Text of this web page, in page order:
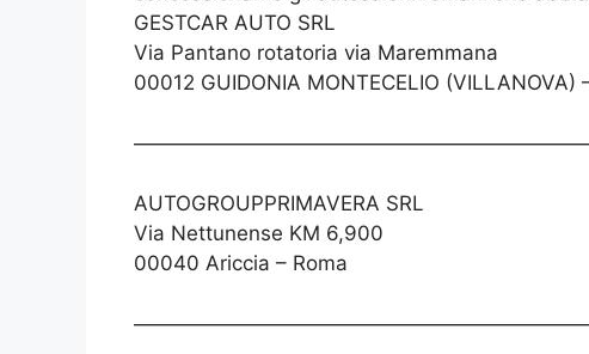
GESTCAR AUTO SRL
Via Pantano rotatoria via Maremmana
00012 GUIDONIA MONTECELIO (VILLANOVA)
AUTOGROUPPRIMAVERA SRL
Via Nettunense KM 6,900
00040 Ariccia – Roma